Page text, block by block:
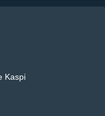
Kaspi